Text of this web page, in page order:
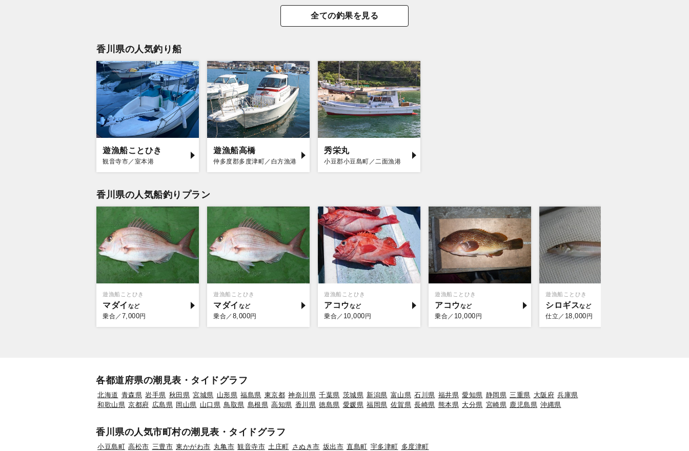
全ての釣果を見る
香川県の人気釣り船
遊漁船ことひき
観音寺市／室本港
遊漁船高橋
仲多度郡多度津町／白方漁港
秀栄丸
小豆郡小豆島町／二面漁港
香川県の人気船釣りプラン
遊漁船ことひき
マダイ
乗合／ 7,000円
遊漁船ことひき
マダイ
乗合／ 8,000円
遊漁船ことひき
アコウ
乗合／ 10,000 円
遊漁船ことひき
アコウ
乗合／ 10,000 円
遊漁船ことひき
シロギス
仕立／ 18,000 円
各都道府県の潮見表・タイドグラフ
北海道 青森県 岩手県 秋田県 宮城県 山形県 福島県 東京都 神奈川県 千葉県 茨城県 新潟県 富山県 石川県 福井県 愛知県 静岡県 三重県 大阪府 兵庫県
和歌山県 京都府 広島県 岡山県 山口県 鳥取県 島根県 高知県 香川県 徳島県 愛媛県 福岡県 佐賀県 長崎県 熊本県 大分県 宮崎県 鹿児島県 沖縄県
香川県の人気市町村の潮見表・タイドグラフ
小豆島町 高松市 三豊市 東かがわ市 丸亀市 観音寺市 土庄町 さぬき市 坂出市 直島町 宇多津町 多度津町